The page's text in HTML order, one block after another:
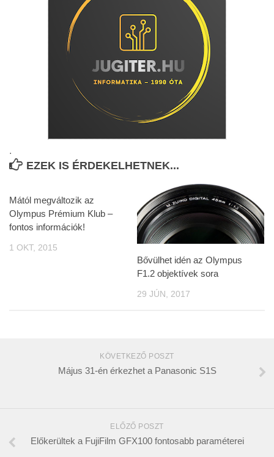
.
EZEK IS ÉRDEKELHETNEK...
Mától megváltozik az
Olympus Prémium Klub –
fontos információk!
1 OKT, 2015
Bővülhet idén az Olympus
F1.2 objektívek sora
29 JÚN, 2017
KÖVETKEZŐ POSZT
Május 31-én érkezhet a Panasonic S1S
ELŐZŐ POSZT
Előkerültek a FujiFilm GFX100 fontosabb paraméterei